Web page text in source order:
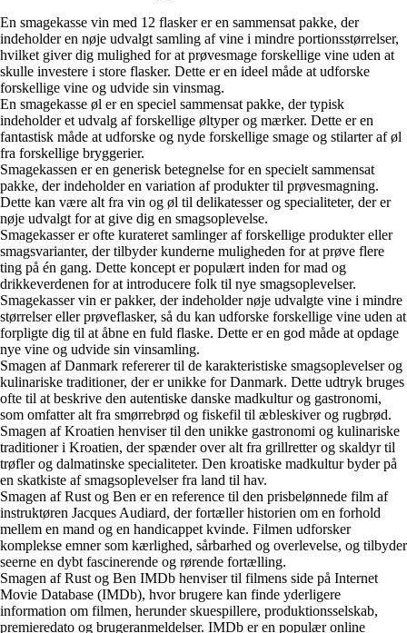
En smagekasse vin med 12 flasker er en sammensat pakke, der
indeholder en nøje udvalgt samling af vine i mindre portionsstørrelser,
hvilket giver dig mulighed for at prøvesmage forskellige vine uden at
skulle investere i store flasker. Dette er en ideel måde at udforske
forskellige vine og udvide sin vinsmag.
En smagekasse øl er en speciel sammensat pakke, der typisk
indeholder et udvalg af forskellige øltyper og mærker. Dette er en
fantastisk måde at udforske og nyde forskellige smage og stilarter af øl
fra forskellige bryggerier.
Smagekassen er en generisk betegnelse for en specielt sammensat
pakke, der indeholder en variation af produkter til prøvesmagning.
Dette kan være alt fra vin og øl til delikatesser og specialiteter, der er
nøje udvalgt for at give dig en smagsoplevelse.
Smagekasser er ofte kurateret samlinger af forskellige produkter eller
smagsvarianter, der tilbyder kunderne muligheden for at prøve flere
ting på én gang. Dette koncept er populært inden for mad og
drikkeverdenen for at introducere folk til nye smagsoplevelser.
Smagekasser vin er pakker, der indeholder nøje udvalgte vine i mindre
størrelser eller prøveflasker, så du kan udforske forskellige vine uden at
forpligte dig til at åbne en fuld flaske. Dette er en god måde at opdage
nye vine og udvide sin vinsamling.
Smagen af Danmark refererer til de karakteristiske smagsoplevelser og
kulinariske traditioner, der er unikke for Danmark. Dette udtryk bruges
ofte til at beskrive den autentiske danske madkultur og gastronomi,
som omfatter alt fra smørrebrød og fiskefil til æbleskiver og rugbrød.
Smagen af Kroatien henviser til den unikke gastronomi og kulinariske
traditioner i Kroatien, der spænder over alt fra grillretter og skaldyr til
trøfler og dalmatinske specialiteter. Den kroatiske madkultur byder på
en skatkiste af smagsoplevelser fra land til hav.
Smagen af Rust og Ben er en reference til den prisbelønnede film af
instruktøren Jacques Audiard, der fortæller historien om en forhold
mellem en mand og en handicappet kvinde. Filmen udforsker
komplekse emner som kærlighed, sårbarhed og overlevelse, og tilbyder
seerne en dybt fascinerende og rørende fortælling.
Smagen af Rust og Ben IMDb henviser til filmens side på Internet
Movie Database (IMDb), hvor brugere kan finde yderligere
information om filmen, herunder skuespillere, produktionsselskab,
premieredato og brugeranmeldelser. IMDb er en populær online